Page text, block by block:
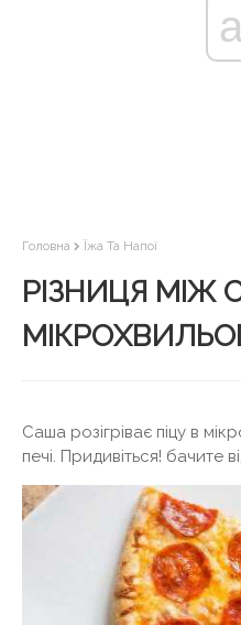
Головна Їжа Та Напої
РІЗНИЦЯ МІЖ
Саша розігріває піцу в
печі. Придивіться! бачите